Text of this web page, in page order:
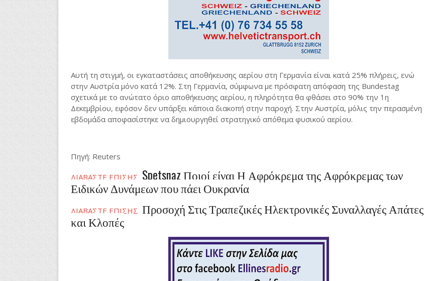
Αυτή τη στιγμή, οι εγκαταστάσεις αποθήκευσης αερίου στη Γερμανία είναι κατά 25% πλήρεις, ενώ
στην Αυστρία μόνο κατά 12%. Στη Γερμανία, σύμφωνα με πρόσφατη απόφαση της Bundestag
σχετικά με το ανώτατο όριο αποθήκευσης αερίου, η πληρότητα θα φθάσει στο 90% την 1η
Δεκεμβρίου, εφόσον δεν υπάρξει κάποια διακοπή στην παροχή. Στην Αυστρία, μόλις την περασμένη
εβδομάδα αποφασίστηκε να δημιουργηθεί στρατηγικό απόθεμα φυσικού αερίου.
Πηγή: Reuters
ΔΙΑΒΑΣΤΕ ΕΠΙΣΗΣ Spetsnaz Ποιοί είναι Η Αφρόκρεμα της Αφρόκρεμας των
Ειδικών Δυνάμεων που πάει Ουκρανία
ΔΙΑΒΑΣΤΕ ΕΠΙΣΗΣ Προσοχή Στις Τραπεζικές Ηλεκτρονικές Συναλλαγές Απάτες
και Κλοπές